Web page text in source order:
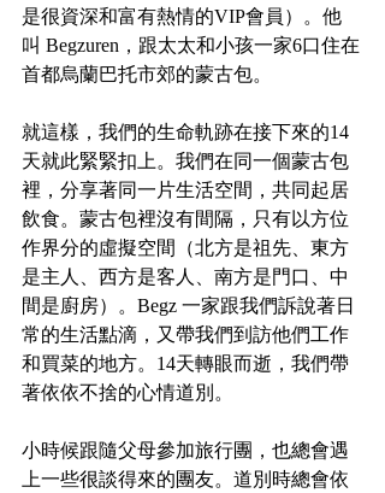
是很資深和富有熱情的VIP會員）。他
叫 Begzuren，跟太太和小孩一家6口住在
首都烏蘭巴托市郊的蒙古包。
就這樣，我們的生命軌跡在接下來的14
天就此緊緊扣上。我們在同一個蒙古包
裡，分享著同一片生活空間，共同起居
飲食。蒙古包裡沒有間隔，只有以方位
作界分的虛擬空間（北方是祖先、東方
是主人、西方是客人、南方是門口、中
間是廚房）。Begz 一家跟我們訴說著日
常的生活點滴，又帶我們到訪他們工作
和買菜的地方。14天轉眼而逝，我們帶
著依依不捨的心情道別。
小時候跟隨父母參加旅行團，也總會遇
上一些很談得來的團友。道別時總會依